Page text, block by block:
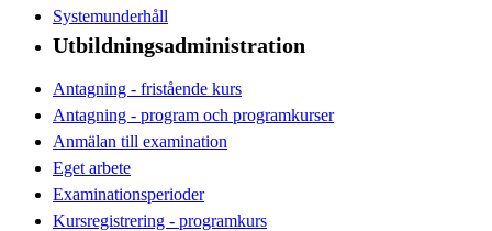
Systemunderhåll
Utbildningsadministration
Antagning - fristående kurs
Antagning - program och programkurser
Anmälan till examination
Eget arbete
Examinationsperioder
Kursregistrering - programkurs